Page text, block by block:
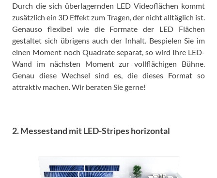
Durch die sich überlagernden LED Videoflächen kommt
zusätzlich ein 3D Effekt zum Tragen, der nicht alltäglich ist.
Genauso flexibel wie die Formate der LED Flächen
gestaltet sich übrigens auch der Inhalt. Bespielen Sie im
einen Moment noch Quadrate separat, so wird Ihre LED-
Wand im nächsten Moment zur vollflächigen Bühne.
Genau diese Wechsel sind es, die dieses Format so
attraktiv machen. Wir beraten Sie gerne!
2. Messestand mit LED-Stripes horizontal